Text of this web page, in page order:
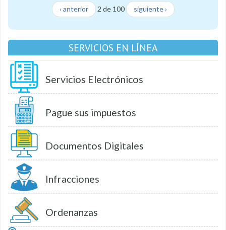
‹ anterior 2 de 100 siguiente ›
SERVICIOS EN LÍNEA
Servicios Electrónicos
Pague sus impuestos
Documentos Digitales
Infracciones
Ordenanzas